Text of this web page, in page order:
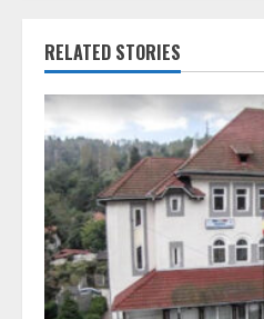
RELATED STORIES